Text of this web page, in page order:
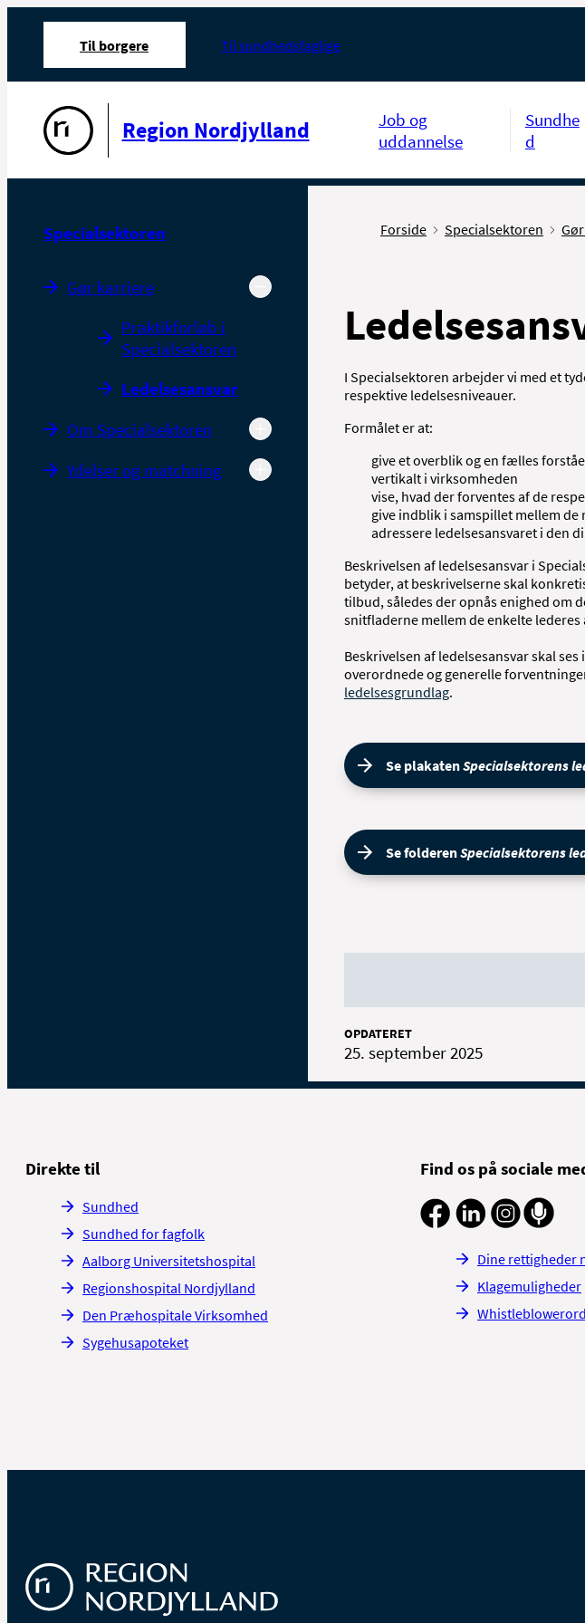
Til borgere Til sundhedsfaglige
Region Nordjylland
Job og
uddannelse
Sundhe
d
Specialsektoren
Gør karriere
Praktikforløb i
Specialsektoren
Ledelsesansvar
Om Specialsektoren
Ydelser og matchning
Forside Specialsektoren
I Specialsektoren arbejder vi med et
respektive ledelsesniveauer.
Formålet er at:
give et overblik og en fælles
vertikalt i virksomheden
vise, hvad der forventes af de
give indblik i samspillet mellem
adressere ledelsesansvaret i den
Beskrivelsen af ledelsesansvar i
betyder, at beskrivelserne skal
tilbud, således der opnås enighed om
snitfladerne mellem de enkelte lederes
Beskrivelsen af ledelsesansvar skal
overordnede og generelle
ledelsesgrundlag.
Se plakatenSpecialsektorens
Se folderenSpecialsektorens
OPDATERET
25. september 2025
Direkte til
Sundhed
Sundhed for fagfolk
Aalborg Universitetshospital
Regionshospital Nordjylland
Den Præhospitale Virksomhed
Sygehusapoteket
Find os på sociale
Dine rettigheder
Klagemuligheder